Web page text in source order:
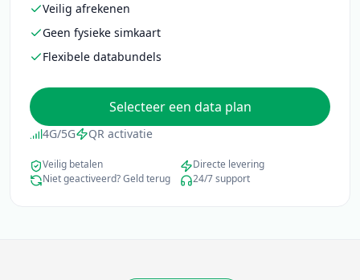
Veilig afrekenen
Geen fysieke simkaart
Flexibele databundels
Selecteer een data plan
4G/5G QR activatie
Veilig betalen
Directe levering
Niet geactiveerd? Geld terug
24/7 support